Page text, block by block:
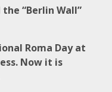
“Berlin Wall”
Roma Day at
Now it is